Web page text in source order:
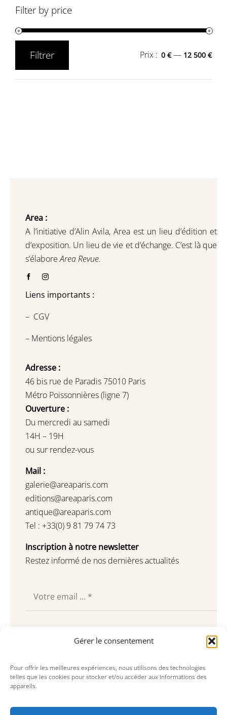
Gérer le consentement
Pour offrir les meilleures expériences, nous utilisons des technologies
telles que les cookies pour stocker et/ou accéder aux informations des
appareils.
Filter by price
Filtrer Prix : 0 €— 12 500 €
Area :
A l’initiative d’Alin Avila, Area est un lieu d’édition et
d’exposition. Un lieu de vie et d’échange. C’est là que
s’élaboreArea Revue.
Liens importants :
– CGV
– Mentions légales
Adresse :
46 bis rue de Paradis 75010 Paris
Métro Poissonnières (ligne 7)
Ouverture :
Du mercredi au samedi
14H – 19H
ou sur rendez-vous
Mail :
galerie@areaparis.com
editions@areaparis.com
antique@areaparis.com
Tel : +33(0) 9 81 79 74 73
Inscription à notre newsletter
Restez informé de nos dernières actualités
Souscrire